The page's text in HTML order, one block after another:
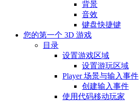
背景
音效
键盘快捷键
您的第一个 3D 游戏
目录
设置游戏区域
设置游玩区域
Player 场景与输入事件
创建输入事件
使用代码移动玩家